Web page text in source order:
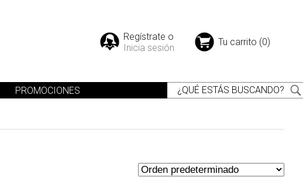
Regístrate o
Inicia sesión
Tu carrito (0)
PROMOCIONES